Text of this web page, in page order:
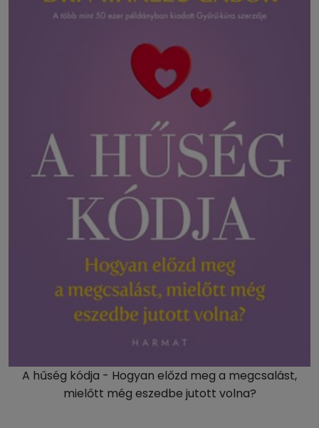
A hűség kódja - Hogyan előzd meg a megcsalást,
mielőtt még eszedbe jutott volna?